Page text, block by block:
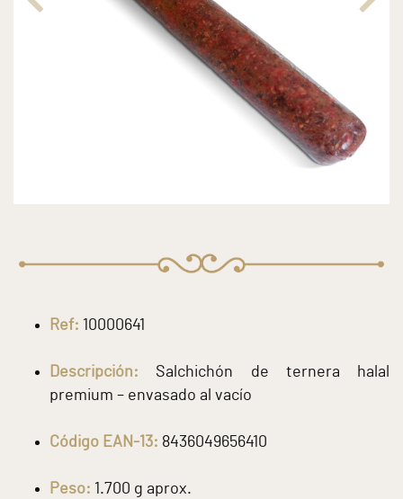
Ref: 10000641
Descripción: Salchichón de ternera halal
premium – envasado al vacío
Código EAN-13: 8436049656410
Peso: 1.700 g aprox.